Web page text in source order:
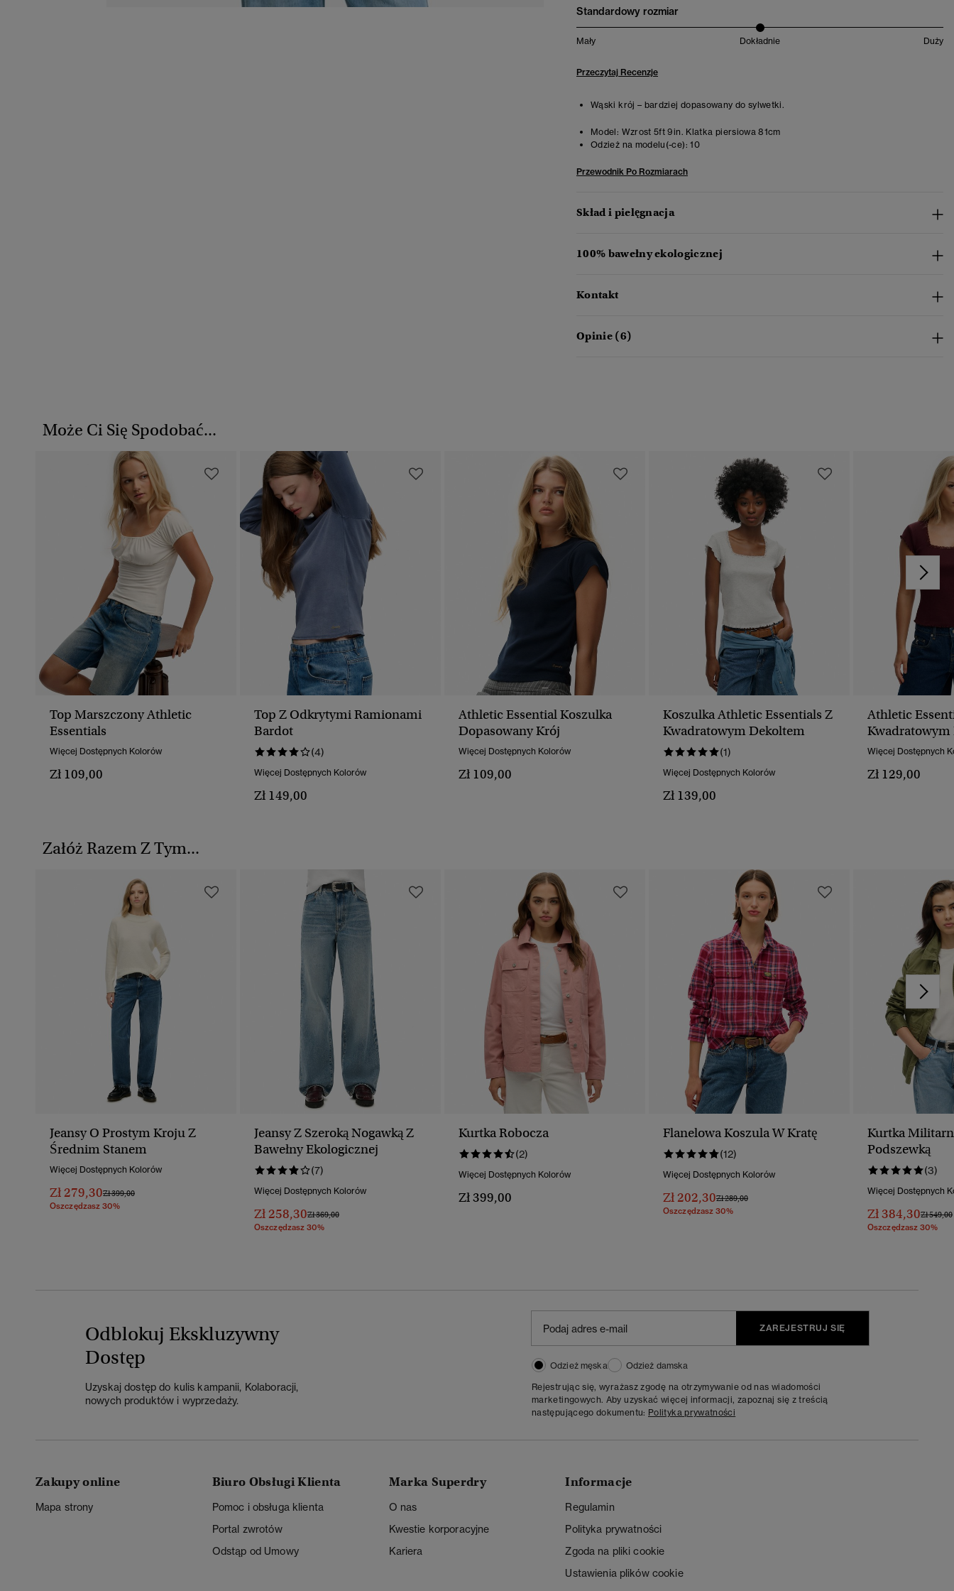
Standardowy rozmiar
Mały Dokładnie Duży
Przeczytaj Recenzje
Wąski krój – bardziej dopasowany do sylwetki.
Model: Wzrost 5ft 9in. Klatka piersiowa 81cm
Odzież na modelu(-ce): 10
Przewodnik Po Rozmiarach
Skład i pielęgnacja
100% bawełny ekologicznej
Kontakt
Opinie (6)
Może Ci Się Spodobać...
Top Marszczony Athletic
Essentials
Więcej Dostępnych Kolorów
Zł 109,00
Top Z Odkrytymi Ramionami
Bardot
(4)
Więcej Dostępnych Kolorów
Zł 149,00
Athletic Essential Koszulka
Dopasowany Krój
Więcej Dostępnych Kolorów
Zł 109,00
Koszulka Athletic Essentials Z
Kwadratowym Dekoltem
(1)
Więcej Dostępnych Kolorów
Zł 139,00
Athletic
Kwadratowym
Więcej Dostępnych
Zł 129,00
Załóż Razem Z Tym...
Jeansy O Prostym Kroju Z
Średnim Stanem
Więcej Dostępnych Kolorów
Zł 279,30Cena Obniżona Od
Zł 399,00Do
Oszczędzasz 30%
Jeansy Z Szeroką Nogawką Z
Bawełny Ekologicznej
(7)
Więcej Dostępnych Kolorów
Zł 258,30Cena Obniżona Od
Zł 369,00Do
Oszczędzasz 30%
Kurtka Robocza
(2)
Więcej Dostępnych Kolorów
Zł 399,00
Flanelowa Koszula W Kratę
(12)
Więcej Dostępnych Kolorów
Zł 202,30Cena Obniżona Od
Zł 289,00Do
Oszczędzasz 30%
Kurtka
Podszewką
(3)
Więcej Dostępnych
Zł 384,30Cena
Zł 549,00
Oszczędzasz 30%
Odblokuj Ekskluzywny
Dostęp
Uzyskaj dostęp do kulis kampanii, Kolaboracji,
nowych produktów i wyprzedaży.
ZAREJESTRUJ SIĘ
Odzież męska
Odzież damska
Rejestrując się, wyrażasz zgodę na otrzymywanie od nas wiadomości
marketingowych. Aby uzyskać więcej informacji, zapoznaj się z treścią
następującego dokumentu: Polityka prywatności
Zakupy online
Mapa strony
Biuro Obsługi Klienta
Pomoc i obsługa klienta
Portal zwrotów
Odstąp od Umowy
Marka Superdry
O nas
Kwestie korporacyjne
Kariera
Informacje
Regulamin
Polityka prywatności
Zgoda na pliki cookie
Ustawienia plików cookie